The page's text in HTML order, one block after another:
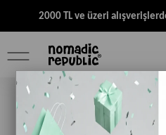
2000 TL ve üzeri